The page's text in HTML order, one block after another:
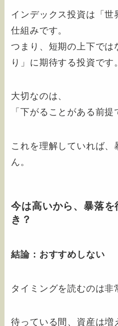
インデックス投資は「世
仕組みです。
つまり、短期の上下では
り」に期待する投資です
大切なのは、
「下がることがある前提
これを理解していれば、
ん。
今は高いから、暴落
き？
結論：おすすめしない
タイミングを読むのは非
待っている間、資産は増